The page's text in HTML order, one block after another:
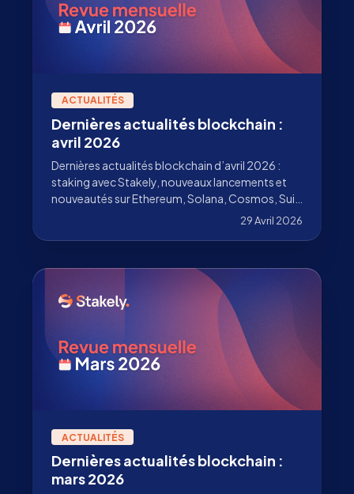
ACTUALITÉS
Dernières actualités blockchain :
avril 2026
Dernières actualités blockchain d’avril 2026 :
staking avec Stakely, nouveaux lancements et
nouveautés sur Ethereum, Solana, Cosmos, Sui,
29 Avril 2026
ACTUALITÉS
Dernières actualités blockchain :
mars 2026